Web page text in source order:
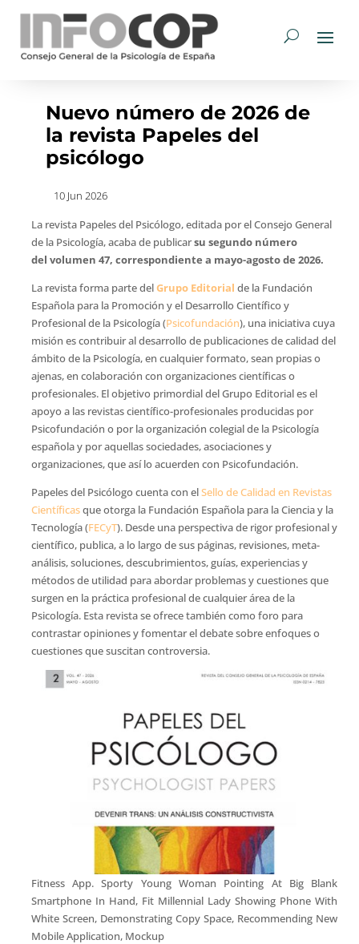
Nuevo número de 2026 de
la revista Papeles del
psicólogo
10 Jun 2026
La revista Papeles del Psicólogo, editada por el Consejo General
de la Psicología, acaba de publicarsu segundo número
del volumen 47, correspondiente a mayo-agosto de 2026.
La revista forma parte delGrupo Editorial de la Fundación
Española para la Promoción y el Desarrollo Científico y
Profesional de la Psicología (Psicofundación), una iniciativa cuya
misión es contribuir al desarrollo de publicaciones de calidad del
ámbito de la Psicología, en cualquier formato, sean propias o
ajenas, en colaboración con organizaciones científicas o
profesionales. El objetivo primordial del Grupo Editorial es el
apoyo a las revistas científico-profesionales producidas por
Psicofundación o por la organización colegial de la Psicología
española y por aquellas sociedades, asociaciones y
organizaciones, que así lo acuerden con Psicofundación.
Papeles del Psicólogo cuenta con elSello de Calidad en Revistas
Científicasque otorga la Fundación Española para la Ciencia y la
Tecnología (FECyT). Desde una perspectiva de rigor profesional y
científico, publica, a lo largo de sus páginas, revisiones, meta-
análisis, soluciones, descubrimientos, guías, experiencias y
métodos de utilidad para abordar problemas y cuestiones que
surgen en la práctica profesional de cualquier área de la
Psicología. Esta revista se ofrece también como foro para
contrastar opiniones y fomentar el debate sobre enfoques o
cuestiones que suscitan controversia.
Fitness App. Sporty Young Woman Pointing At Big Blank
Smartphone In Hand, Fit Millennial Lady Showing Phone With
White Screen, Demonstrating Copy Space, Recommending New
Mobile Application, Mockup